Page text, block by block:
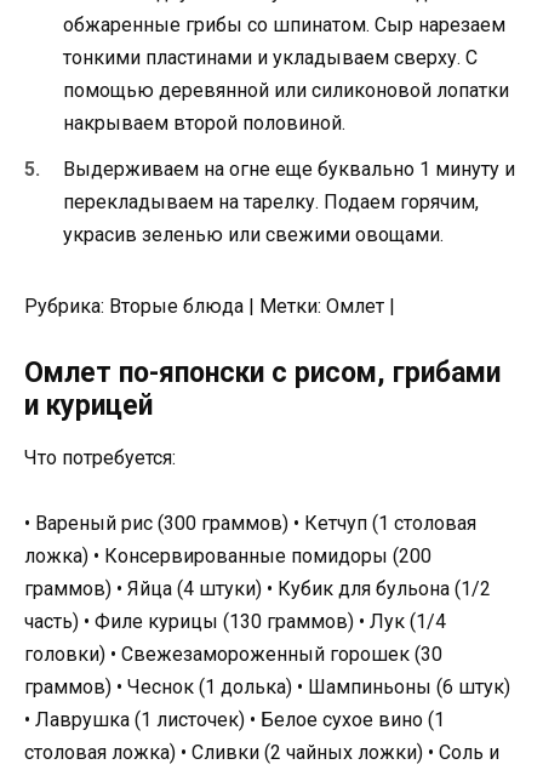
обжаренные грибы со шпинатом. Сыр нарезаем
тонкими пластинами и укладываем сверху. С
помощью деревянной или силиконовой лопатки
накрываем второй половиной.
Выдерживаем на огне еще буквально 1 минуту и
перекладываем на тарелку. Подаем горячим,
украсив зеленью или свежими овощами.
Рубрика: Вторые блюда | Метки: Омлет |
Омлет по-японски с рисом, грибами
и курицей
Что потребуется:
• Вареный рис (300 граммов) • Кетчуп (1 столовая
ложка) • Консервированные помидоры (200
граммов) • Яйца (4 штуки) • Кубик для бульона (1/2
часть) • Филе курицы (130 граммов) • Лук (1/4
головки) • Свежезамороженный горошек (30
граммов) • Чеснок (1 долька) • Шампиньоны (6 штук)
• Лаврушка (1 листочек) • Белое сухое вино (1
столовая ложка) • Сливки (2 чайных ложки) • Соль и